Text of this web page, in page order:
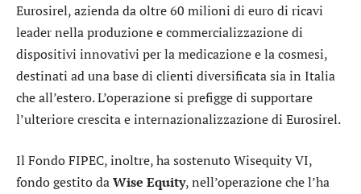
Eurosirel, azienda da oltre 60 milioni di euro di ricavi
leader nella produzione e commercializzazione di
dispositivi innovativi per la medicazione e la cosmesi,
destinati ad una base di clienti diversificata sia in Italia
che all’estero. L’operazione si prefigge di supportare
l’ulteriore crescita e internazionalizzazione di Eurosirel.
Il Fondo FIPEC, inoltre, ha sostenuto Wisequity VI,
fondo gestito daWise Equity, nell’operazione che l’ha